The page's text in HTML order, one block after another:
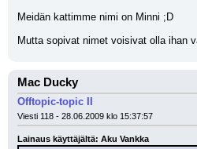
Meidän kattimme nimi on Minni ;D
Mutta sopivat nimet voisivat olla ihan
Mac Ducky
Offtopic-topic II
Viesti 118 - 28.06.2009 klo 15:37:57
Lainaus käyttäjältä: Aku Vankka